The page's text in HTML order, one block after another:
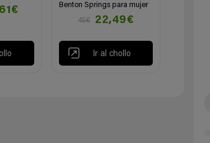
Benton Springs para mujer
45€
22,49€
Ir al chollo